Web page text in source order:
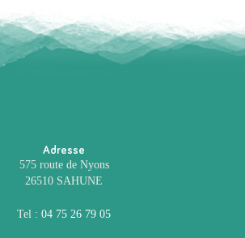
Adresse
575 route de Nyons
26510 SAHUNE
Tel : 04 75 26 79 05